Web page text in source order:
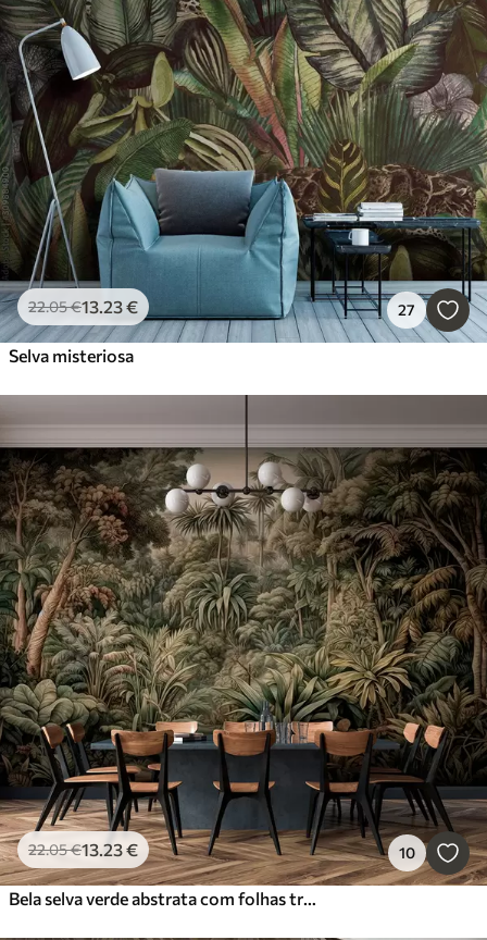
22.05€13.23€ 27
Selva misteriosa
22.05€13.23€ 10
Bela selva verde abstrata com folhas tropicais